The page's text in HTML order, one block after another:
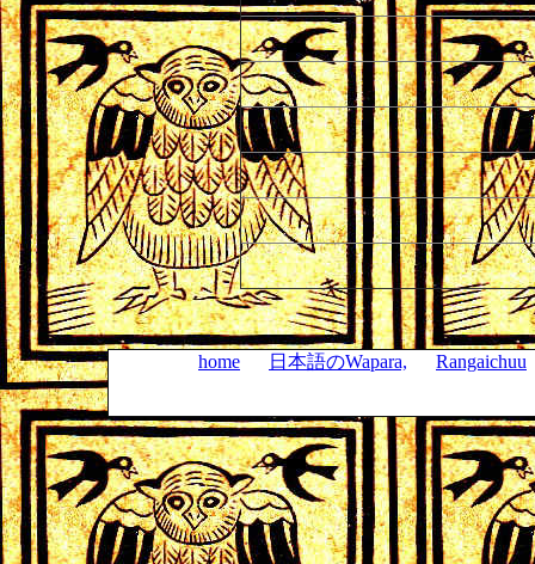
home 日本語のWapara, Rangaichuu